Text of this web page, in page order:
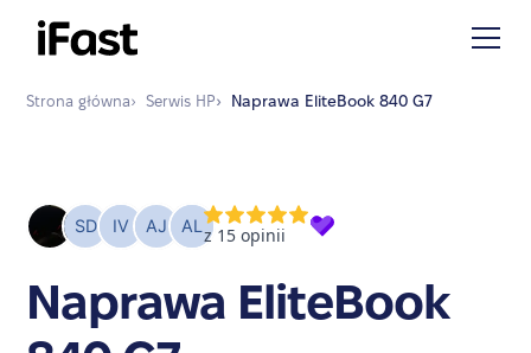
Strona główna› Serwis HP› Naprawa EliteBook 840 G7
Naprawa EliteBook